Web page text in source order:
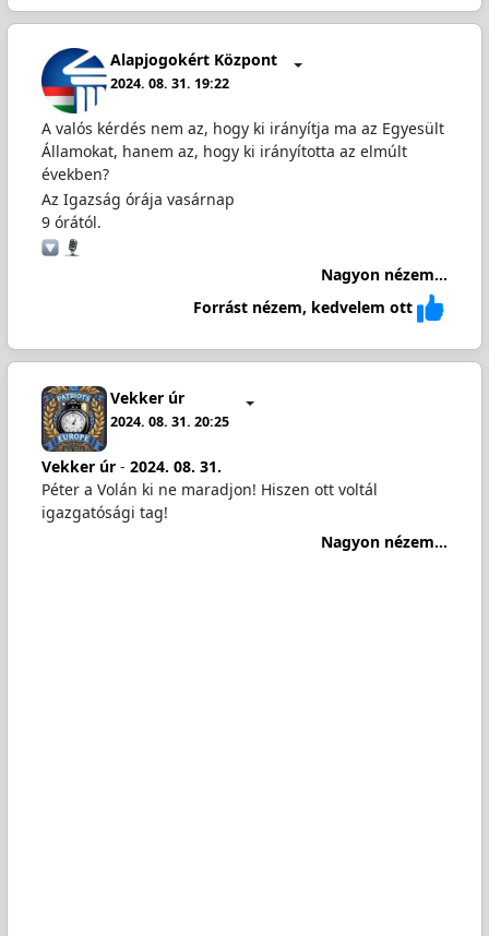
Alapjogokért Központ
2024. 08. 31. 19:22
A valós kérdés nem az, hogy ki irányítja ma az Egyesült
Államokat, hanem az, hogy ki irányította az elmúlt
években?
Az Igazság órája vasárnap
9 órától.
Nagyon nézem...
Forrást nézem, kedvelem ott
Vekker úr
2024. 08. 31. 20:25
Vekker úr- 2024. 08. 31.
Péter a Volán ki ne maradjon! Hiszen ott voltál
igazgatósági tag!
Nagyon nézem...